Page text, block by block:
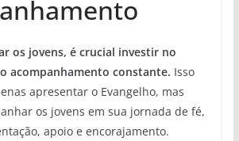
os jovens, é crucial investir no
acompanhamento constante. Isso
apresentar o Evangelho, mas
os jovens em sua jornada de fé,
apoio e encorajamento.